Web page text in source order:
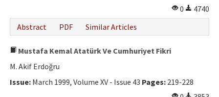
0
4740
Abstract
PDF Similar Articles
Mustafa Kemal Atatürk Ve Cumhuriyet Fikri
M. Akif Erdoğru
Issue: March 1999, Volume XV - Issue 43 Pages: 219-228